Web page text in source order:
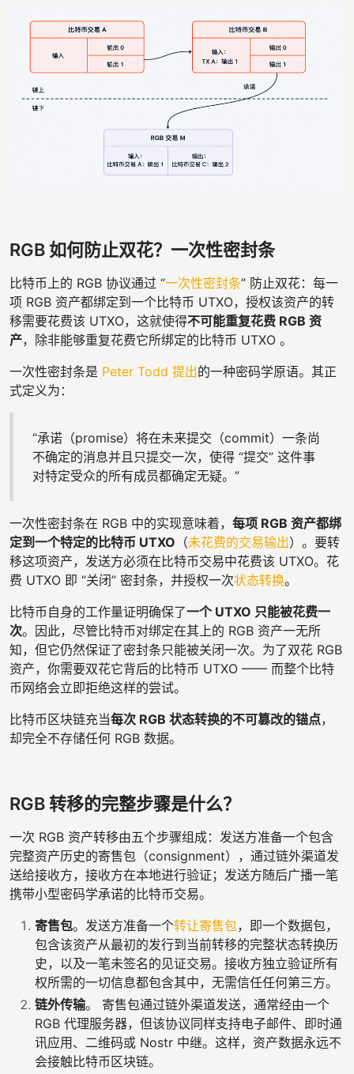
RGB 如何防止双花？一次性密封条
比特币上的 RGB 协议通过 “一次性密封条” 防止双花：每一
项 RGB 资产都绑定到一个比特币 UTXO，授权该资产的转
移需要花费该 UTXO，这就使得不可能重复花费 RGB 资
产，除非能够重复花费它所绑定的比特币 UTXO 。
一次性密封条是 Peter Todd 提出的一种密码学原语。其正
式定义为：
“承诺（promise）将在未来提交（commit）一条尚
不确定的消息并且只提交一次，使得 “提交” 这件事
对特定受众的所有成员都确定无疑。”
一次性密封条在 RGB 中的实现意味着， 每项 RGB 资产都绑
定到一个特定的比特币 UTXO （未花费的交易输出）。要转
移这项资产，发送方必须在比特币交易中花费该 UTXO。花
费 UTXO 即 “关闭” 密封条，并授权一次状态转换。
比特币自身的工作量证明确保了一个 UTXO 只能被花费一
次。因此，尽管比特币对绑定在其上的 RGB 资产一无所
知，但它仍然保证了密封条只能被关闭一次。为了双花 RGB
资产，你需要双花它背后的比特币 UTXO —— 而整个比特
币网络会立即拒绝这样的尝试。
比特币区块链充当每次 RGB 状态转换的不可篡改的锚点，
却完全不存储任何 RGB 数据。
RGB 转移的完整步骤是什么？
一次 RGB 资产转移由五个步骤组成：发送方准备一个包含
完整资产历史的寄售包（consignment），通过链外渠道发
送给接收方，接收方在本地进行验证；发送方随后广播一笔
携带小型密码学承诺的比特币交易。
寄售包。发送方准备一个转让寄售包，即一个数据包，
包含该资产从最初的发行到当前转移的完整状态转换历
史，以及一笔未签名的见证交易。接收方独立验证所有
权所需的一切信息都包含其中，无需信任任何第三方。
链外传输。 寄售包通过链外渠道发送，通常经由一个
RGB 代理服务器，但该协议同样支持电子邮件、即时通
讯应用、二维码或 Nostr 中继。这样，资产数据永远不
会接触比特币区块链。